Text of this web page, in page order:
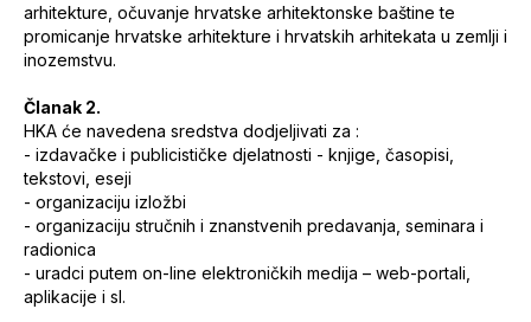
arhitekture, očuvanje hrvatske arhitektonske baštine te
promicanje hrvatske arhitekture i hrvatskih arhitekata u zemlji i
inozemstvu.
Članak 2.
HKA će navedena sredstva dodjeljivati za :
- izdavačke i publicističke djelatnosti - knjige, časopisi,
tekstovi, eseji
- organizaciju izložbi
- organizaciju stručnih i znanstvenih predavanja, seminara i
radionica
- uradci putem on-line elektroničkih medija – web-portali,
aplikacije i sl.